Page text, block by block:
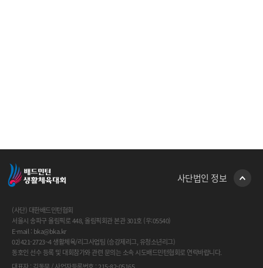
사단법인 정보
(사단) 대한배드민턴협회
서울시 송파구 올림픽로 448, 올림픽회관 본관 301호 (우:05540)
E-mail : bka@bka.kr
02)421-2723~4 생활체육/리그사업팀 (승강제리그, 유청소년리그)
동호인 선수 등록 및 대회참가와 관련 문의는 소속 시도배드민턴협회로 연락바랍니다.